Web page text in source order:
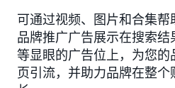
可通过视频、图片和合集帮
品牌推广广告展示在搜索
等显眼的广告位上，为您
页引流，并助力品牌在整